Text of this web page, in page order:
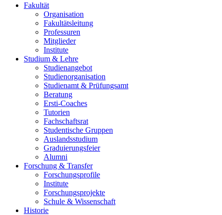
Fakultät
Organisation
Fakultätsleitung
Professuren
Mitglieder
Institute
Studium & Lehre
Studienangebot
Studienorganisation
Studienamt & Prüfungsamt
Beratung
Ersti-Coaches
Tutorien
Fachschaftsrat
Studentische Gruppen
Auslandsstudium
Graduierungsfeier
Alumni
Forschung & Transfer
Forschungsprofile
Institute
Forschungsprojekte
Schule & Wissenschaft
Historie